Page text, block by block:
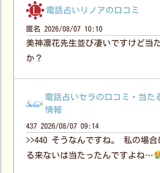
電話占いリノアの口コミ
匿名 2026/08/07 10:10
美神凛花先生並び凄いですけど当
か？
電話占いセラの口コミ・当た
情報
437 2026/08/07 09:14
>>440 そうなんですね。 私の場合
る来ないは当たったんですよね…